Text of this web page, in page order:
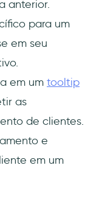
anterior.
para um
em seu
em um tooltip
as
de clientes.
e
em um